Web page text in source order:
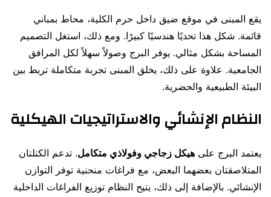
يقع المبنى في موقع ضيق داخل حرم الكلية، محاط بمباني
قائمة. شكل هذا تحديًا هندسيًا كبيرًا. ومع ذلك، استغل التصميم
المساحة بشكل مثالي. يوفر البرج وصولاً سهلاً لكل المرافق
الجامعية. علاوة على ذلك، يخلق المبنى تجربة متكاملة تربط بين
البيئة الطبيعية والحضرية.
النظام الإنشائي والاستراتيجيات الهيكلية
يعتمد البرج على هيكل زجاجي وفولاذي متكامل. تدعم الكتلتان
المتلاصقتان بعضهما البعض، مع فراغات منحنية توفر التوازن
الإنشائي. بالإضافة إلى ذلك، يتيح النظام توزيع الفراغات الداخلية